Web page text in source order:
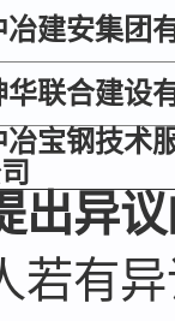
冶建安集团
华联合建设
冶宝钢技术
出异
若有